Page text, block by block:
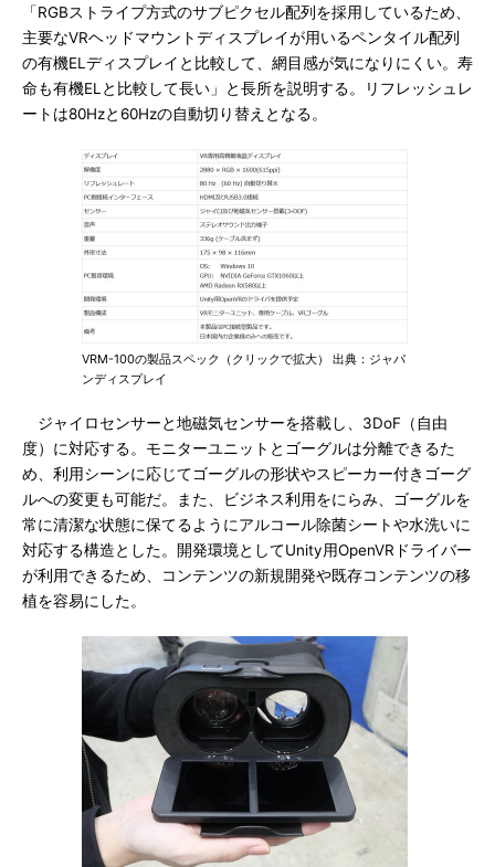
「RGBストライプ方式のサブピクセル配列を採用しているため、
主要なVRヘッドマウントディスプレイが用いるペンタイル配列
の有機ELディスプレイと比較して、網目感が気になりにくい。寿
命も有機ELと比較して長い」と長所を説明する。リフレッシュレ
ートは80Hzと60Hzの自動切り替えとなる。
VRM-100の製品スペック（クリックで拡大） 出典：ジャパ
ンディスプレイ
ジャイロセンサーと地磁気センサーを搭載し、3DoF（自由
度）に対応する。モニターユニットとゴーグルは分離できるた
め、利用シーンに応じてゴーグルの形状やスピーカー付きゴーグ
ルへの変更も可能だ。また、ビジネス利用をにらみ、ゴーグルを
常に清潔な状態に保てるようにアルコール除菌シートや水洗いに
対応する構造とした。開発環境としてUnity用OpenVRドライバー
が利用できるため、コンテンツの新規開発や既存コンテンツの移
植を容易にした。